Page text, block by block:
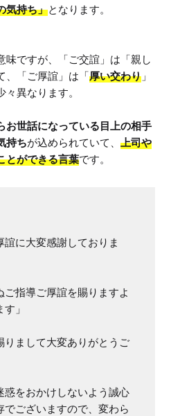
気持ち」となります。
味ですが、「ご交誼」は「親し
、「ご厚誼」は「厚い交わり 」
異なります。
お世話になっている目上の相手
持ちが込められていて、 上司や
とができる言葉です。
誼に大変感謝しておりま
ご指導ご厚誼を賜りますよ
」
りまして大変ありがとうご
惑をおかけしないよう誠心
ございますので、変わら